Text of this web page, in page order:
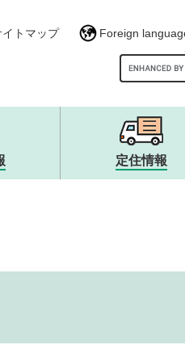
イトマップ Foreign
Googleカ
定住情報